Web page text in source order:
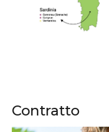
Contratto